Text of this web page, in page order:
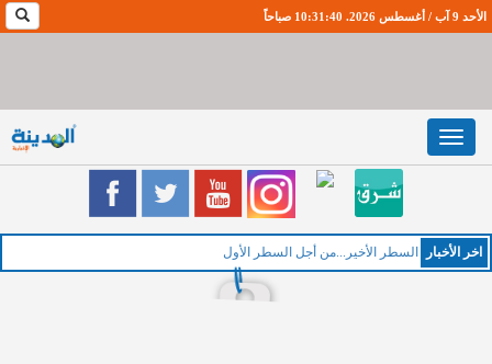
الأحد 9 آب / أغسطس 2026. 10:31:40 صباحاً
Toggle
navigation
اخر اﻷخبار السطر الأخير...من أجل السطر الأول